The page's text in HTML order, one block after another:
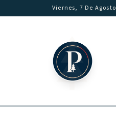
Saltar al contenidoViernes, 7 De Agosto